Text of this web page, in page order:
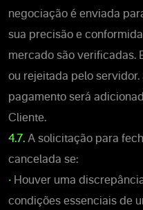
negociação é enviada
sua precisão e
mercado são verificadas.
ou rejeitada pelo
pagamento será
Cliente.
4.7. A solicitação para
cancelada se:
• Houver uma
condições essenciais de